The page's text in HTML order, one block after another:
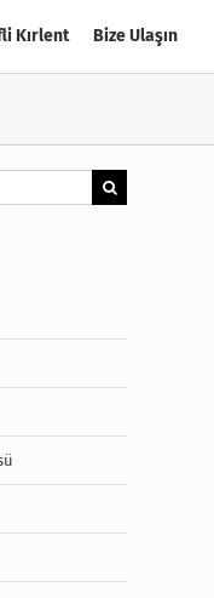
Kırlent Bize Ulaşın